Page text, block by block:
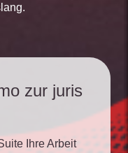
zur juris
Ihre Arbeit